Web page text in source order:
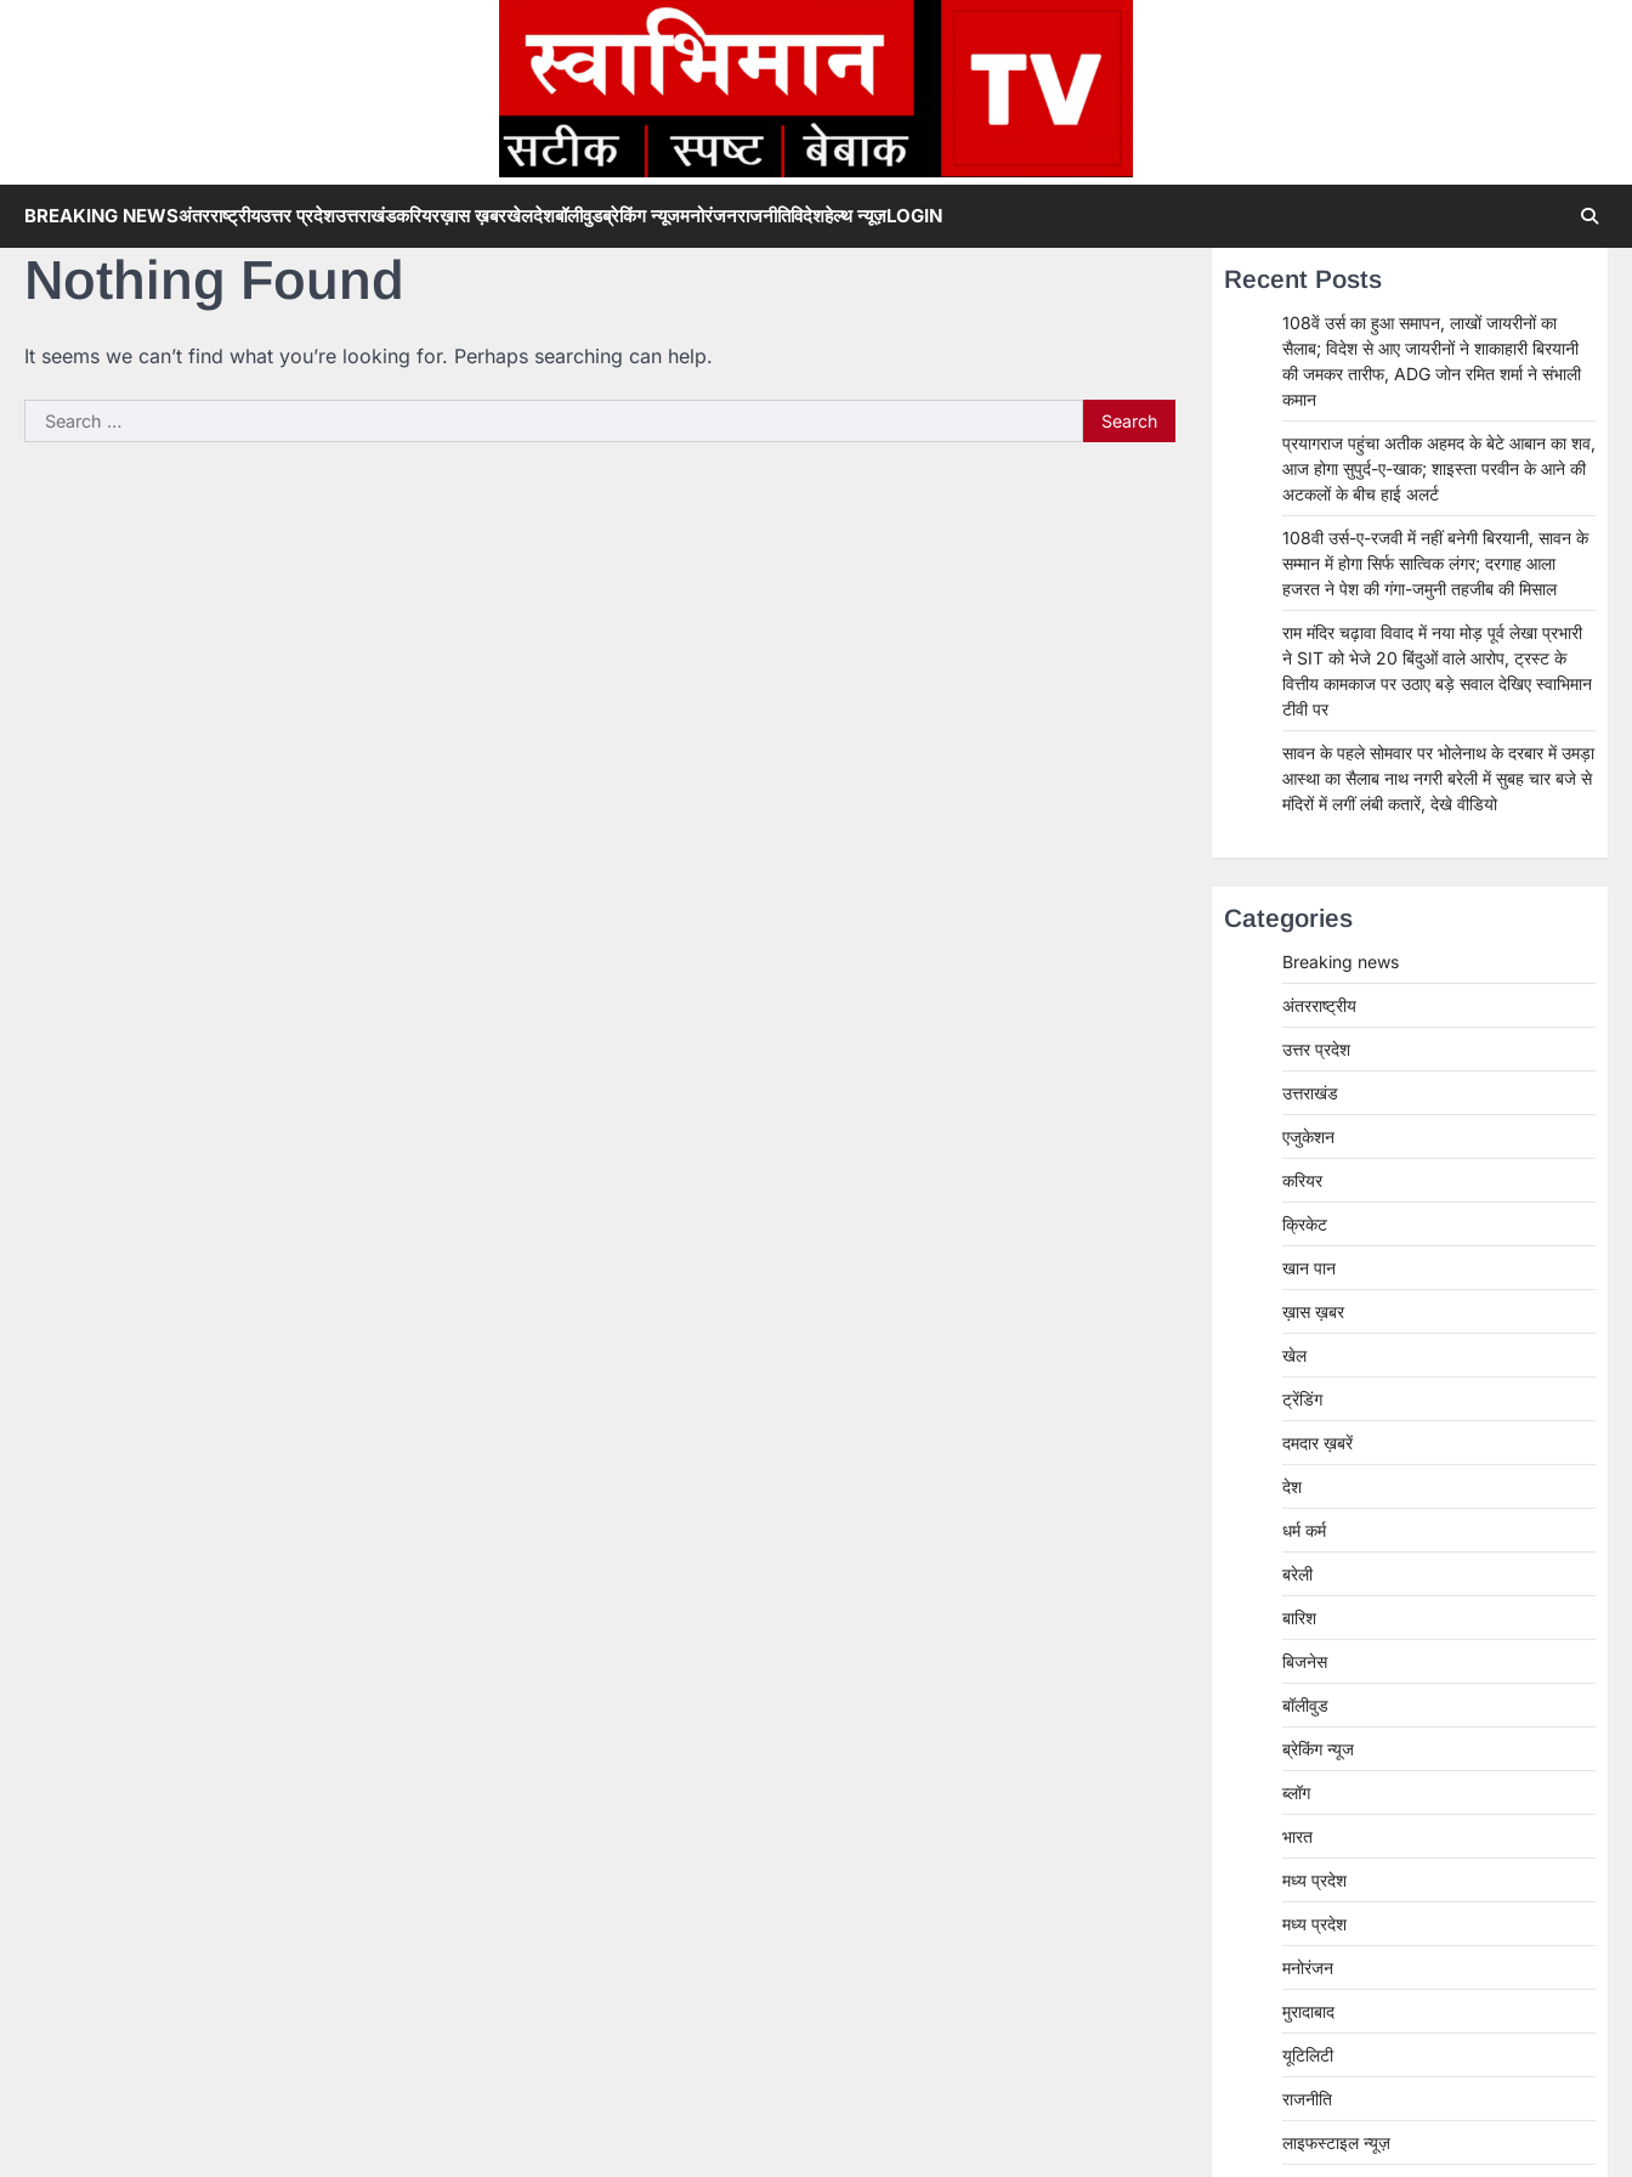
BREAKING NEWSअंतरराष्ट्रीयउत्तर प्रदेशउत्तराखंडकरियरख़ास ख़बरखेलदेशबॉलीवुडब्रेकिंग न्यूजमनोरंजनराजनीतिविदेशहेल्थ न्यूज़LOGIN
Nothing Found
It seems we can’t find what you’re looking for. Perhaps searching can help.
Search
for:
Recent Posts
108वें उर्स का हुआ समापन, लाखों जायरीनों का
सैलाब; विदेश से आए जायरीनों ने शाकाहारी बिरयानी
की जमकर तारीफ, ADG जोन रमित शर्मा ने संभाली
कमान
प्रयागराज पहुंचा अतीक अहमद के बेटे आबान का शव,
आज होगा सुपुर्द-ए-खाक; शाइस्ता परवीन के आने की
अटकलों के बीच हाई अलर्ट
108वी उर्स-ए-रजवी में नहीं बनेगी बिरयानी, सावन के
सम्मान में होगा सिर्फ सात्विक लंगर; दरगाह आला
हजरत ने पेश की गंगा-जमुनी तहजीब की मिसाल
राम मंदिर चढ़ावा विवाद में नया मोड़ पूर्व लेखा प्रभारी
ने SIT को भेजे 20 बिंदुओं वाले आरोप, ट्रस्ट के
वित्तीय कामकाज पर उठाए बड़े सवाल देखिए स्वाभिमान
टीवी पर
सावन के पहले सोमवार पर भोलेनाथ के दरबार में उमड़ा
आस्था का सैलाब नाथ नगरी बरेली में सुबह चार बजे से
मंदिरों में लगीं लंबी कतारें, देखे वीडियो
Categories
Breaking news
अंतरराष्ट्रीय
उत्तर प्रदेश
उत्तराखंड
एजुकेशन
करियर
क्रिकेट
खान पान
ख़ास ख़बर
खेल
ट्रेंडिंग
दमदार ख़बरें
देश
धर्म कर्म
बरेली
बारिश
बिजनेस
बॉलीवुड
ब्रेकिंग न्यूज
ब्लॉग
भारत
मध्य प्रदेश
मध्य प्रदेश
मनोरंजन
मुरादाबाद
यूटिलिटी
राजनीति
लाइफस्टाइल न्यूज़